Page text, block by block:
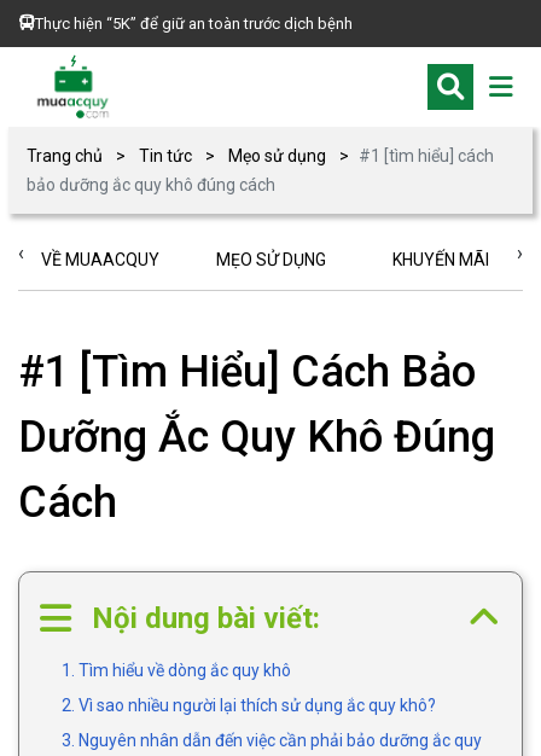
Thực hiện “5K” để giữ an toàn trước dịch bệnh
Trang chủ Tin tức Mẹo sử dụng
#1 [tìm hiểu] cách
bảo dưỡng ắc quy khô đúng cách
VỀ MUAACQUY MẸO SỬ DỤNG KHUYẾN MÃI
‹ ›
#1 [Tìm Hiểu] Cách Bảo
Dưỡng Ắc Quy Khô Đúng
Cách
Nội dung bài viết:
1. Tìm hiểu về dòng ắc quy khô
2. Vì sao nhiều người lại thích sử dụng ắc quy khô?
3. Nguyên nhân dẫn đến việc cần phải bảo dưỡng ắc quy